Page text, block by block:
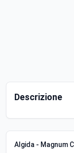
Descrizione
Algida - Magnum